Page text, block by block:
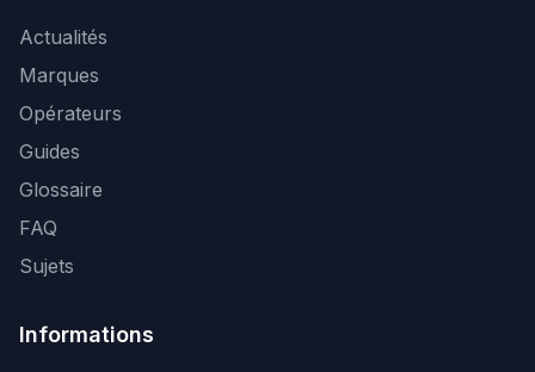
Actualités
Marques
Opérateurs
Guides
Glossaire
FAQ
Sujets
Informations